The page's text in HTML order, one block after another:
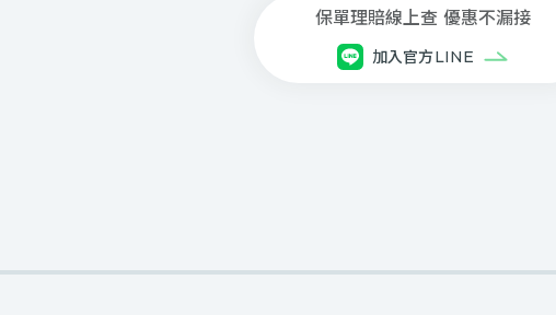
保單理賠線上查 優惠不漏接
加入官方LINE